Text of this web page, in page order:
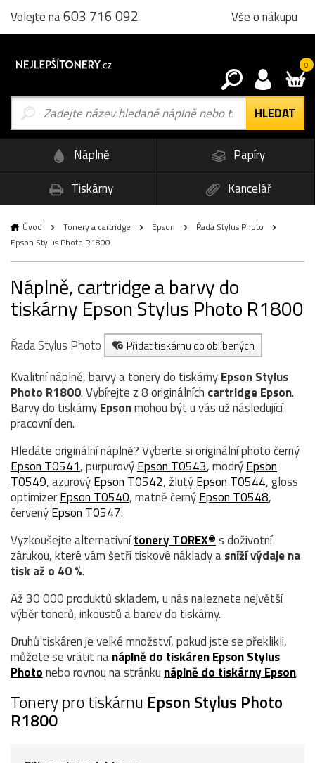
Volejte na603 716 092 Vše o nákupu
0
Náplně
Papíry
Tiskárny
Kancelář
Úvod Tonery a cartridge Epson
Řada Stylus Photo
Epson Stylus Photo R1800
Náplně, cartridge a barvy do
tiskárny Epson Stylus Photo R1800
Řada Stylus Photo Přidat tiskárnu do oblíbených
Kvalitní náplně, barvy a tonery do tiskárnyEpson Stylus
Photo R1800. Vybírejte z 8 originálních cartridgeEpson.
Barvy do tiskárnyEpsonmohou být u vás už následující
pracovní den.
Hledáte originální náplně? Vyberte si originální photo černý
Epson T0541, purpurovýEpson T0543, modrýEpson
T0549, azurovýEpson T0542, žlutýEpson T0544, gloss
optimizerEpson T0540, matně černýEpson T0548,
červenýEpson T0547.
Vyzkoušejte alternativnítonery TOREX®s doživotní
zárukou, které vám šetří tiskové náklady asníží výdaje na
tisk až o 40 %.
Až 30 000 produktů skladem, u nás naleznete největší
výběr tonerů, inkoustů a barev do tiskárny.
Druhů tiskáren je velké množství, pokud jste se překlikli,
můžete se vrátit nanáplně do tiskáren Epson Stylus
Photonebo rovnou na stránku náplně do tiskárny Epson.
Tonery pro tiskárnu Epson Stylus Photo
R1800